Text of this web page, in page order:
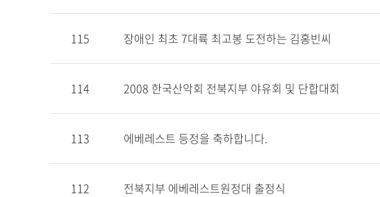
115 장애인 최초 7대륙 최고봉 도전하는 김홍빈씨
114 2008 한국산악회 전북지부 야유회 및 단합대회
113 에베레스트 등정을 축하합니다.
112 전북지부 에베레스트원정대 출정식